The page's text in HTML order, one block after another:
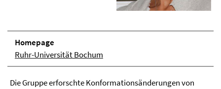
Homepage
Ruhr-Universität Bochum
Die Gruppe erforschte Konformationsänderungen von